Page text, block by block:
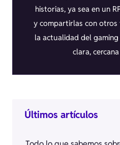
historias, ya sea en un
y compartirlas con otros
la actualidad del
clara,
Últimos artículos